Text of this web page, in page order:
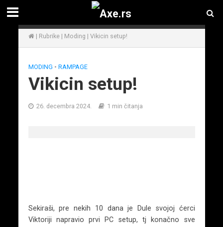
| Rubrike| Moding | Vikicin setup!
MODING • RAMPAGE
Vikicin setup!
26. decembra 2024. 1 min čitanja
Sekiraši, pre nekih 10 dana je Dule svojoj ćerci
Viktoriji napravio prvi PC setup, tj konačno sve